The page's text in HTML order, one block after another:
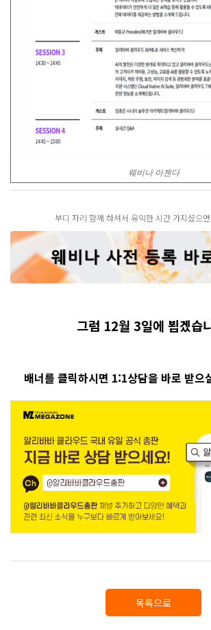
웨비나 아젠다
부디 자리 함께 하셔서 유익한 시간 가지셨으
그럼 12월 3일에 뵙겠습
배너를 클릭하시면 1:1상담을 바로 받으
목록으로